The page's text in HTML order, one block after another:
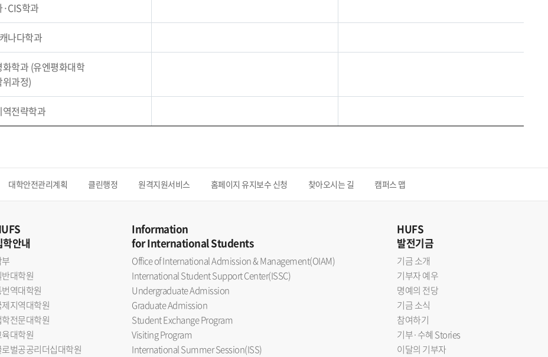
학과
나다학과
화학과 (유엔평화대학
과정)
역전략학과
대학안전관리계획 클린행정 원격지원서비스 홈페이지 유지보수 신청 찾아오시는 길 캠퍼스 맵
학안내
반대학원
번역대학원
제지역대학원
학전문대학원
육대학원
로벌공공리더십대학원
Information
for International Students
Office of International Admission & Management(OIAM)
International Student Support Center(ISSC)
Undergraduate Admission
Graduate Admission
Student Exchange Program
Visiting Program
International Summer Session(ISS)
HUFS
발전기금
기금 소개
기부자 예우
명예의 전당
기금 소식
참여하기
기부·수혜 Stories
이달의 기부자